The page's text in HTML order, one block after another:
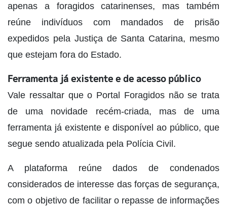
apenas a foragidos catarinenses, mas também
reúne indivíduos com mandados de prisão
expedidos pela Justiça de Santa Catarina, mesmo
que estejam fora do Estado.
Ferramenta já existente e de acesso público
Vale ressaltar que o Portal Foragidos não se trata
de uma novidade recém-criada, mas de uma
ferramenta já existente e disponível ao público, que
segue sendo atualizada pela Polícia Civil.
A plataforma reúne dados de condenados
considerados de interesse das forças de segurança,
com o objetivo de facilitar o repasse de informações